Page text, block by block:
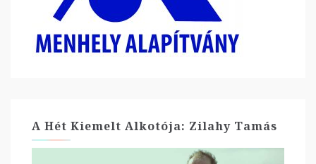
A Hét Kiemelt Alkotója: Zilahy Tamás